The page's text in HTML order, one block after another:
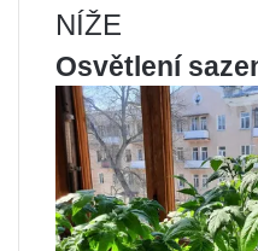
NÍŽE
Osvětlení